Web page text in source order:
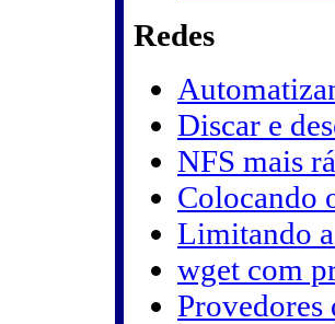
Redes
Discar e
NFS mais
Colocando
Limitando
wget com
Provedores